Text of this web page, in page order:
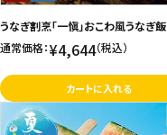
うなぎ割烹「一愼」おこわ風うなぎ飯
通常価格：¥4,644（税込）
カートに入れる